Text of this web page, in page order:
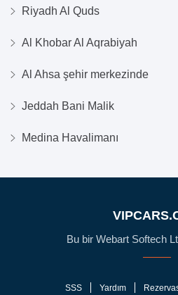
Riyadh Al Quds
Al Khobar Al Aqrabiyah
Al Ahsa şehir merkezinde
Jeddah Bani Malik
Medina Havalimanı
Bu bir Webart Softech
SSS Yardım